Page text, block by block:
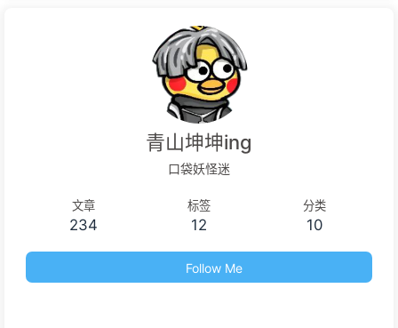
青山坤坤ing
口袋妖怪迷
文章
234
标签
12
分类
10
Follow Me